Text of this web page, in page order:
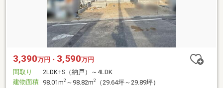
3,390万円・ 3,590万円
間取り
2LDK+S（納戸）～4LDK
建物面積 98.01m2 ～98.82m2
（29.64坪～29.89坪）